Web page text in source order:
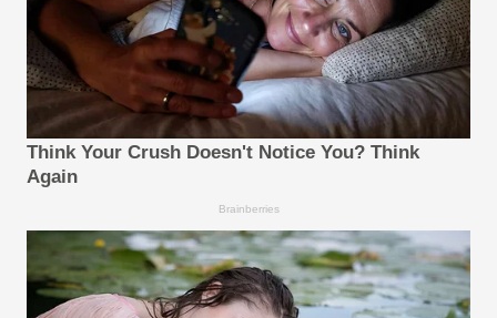
Think Your Crush Doesn't Notice You? Think
Again
Brainberries